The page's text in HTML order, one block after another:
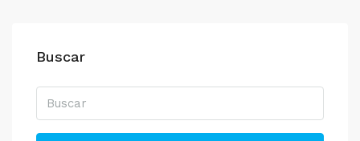
Buscar